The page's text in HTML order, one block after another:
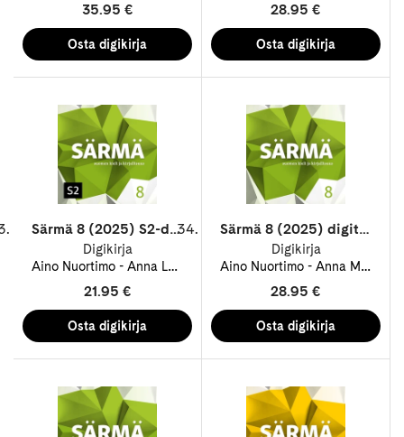
35.95 € 28.95 €
Särmä 8 (2025) S2-digitehtävät 12 kk ONL
Digikirja
Aino Nuortimo Anna Leberl Anna Marin Eeva Nieminen
21.95 €
Särmä 8 (2025) digitehtävät 48 kk ONL
Digikirja
Aino Nuortimo Anna Marin
28.95 €